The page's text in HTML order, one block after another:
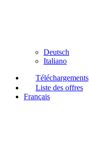
Deutsch
Italiano
Téléchargements
Liste des offres
Français